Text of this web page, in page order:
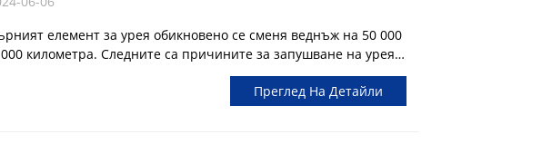
на филтриране на водата, ефективност на филтриране,
елемент за урея обикновено се сменя веднъж на 50 000
километра. Следните са причините за запушване на урея
Използване на нискокачествена урея: Примесите в
урея на превозното средство ще причинят
в изпускателната тръба, ще произведат масивни ...
Преглед На Детайли